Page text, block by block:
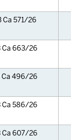
Ca 571/26
Ca 663/26
Ca 496/26
Ca 586/26
Ca 607/26